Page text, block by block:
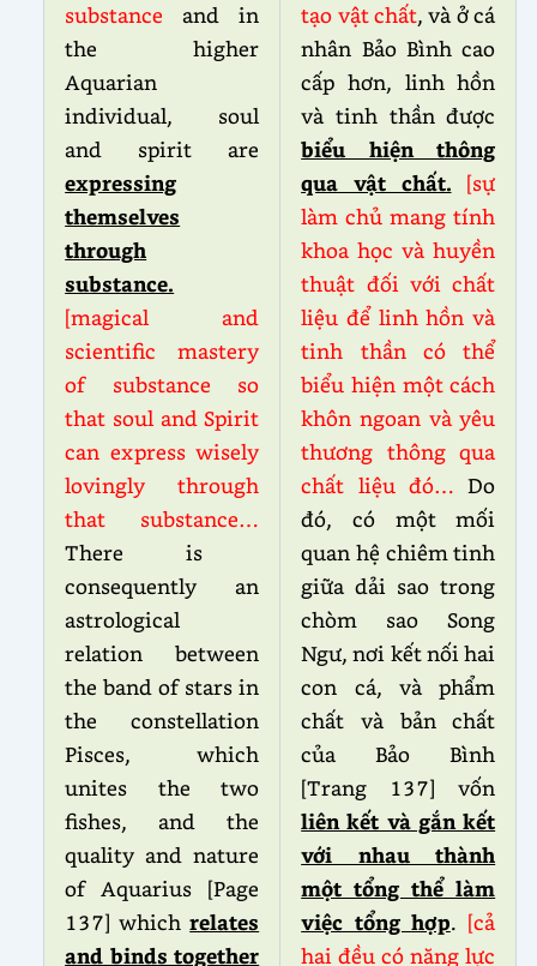
substanceand in
the higher
Aquarian
individual, soul
and spirit are
expressing
themselves
through
substance.
[magical and
scientific mastery
of substance so
that soul and Spirit
can express wisely
lovingly through
that substance…
There is
consequently an
astrological
relation between
the band of stars in
the constellation
Pisces, which
unites the two
fishes, and the
quality and nature
of Aquarius [Page
137] whichrelates
and binds together
tạo vật chất, và ở cá
nhân Bảo Bình cao
cấp hơn, linh hồn
và tinh thần được
biểu hiện thông
qua vật chất.
[sự
làm chủ mang tính
khoa học và huyền
thuật đối với chất
liệu để linh hồn và
tinh thần có thể
biểu hiện một cách
khôn ngoan và yêu
thương thông qua
chất liệu đó…Do
đó, có một mối
quan hệ chiêm tinh
giữa dải sao trong
chòm sao Song
Ngư, nơi kết nối hai
con cá, và phẩm
chất và bản chất
của Bảo Bình
[Trang 137] vốn
liên kết và gắn kết
với nhau thành
một tổng thể làm
việc tổng hợp. [cả
hai đều có năng lực